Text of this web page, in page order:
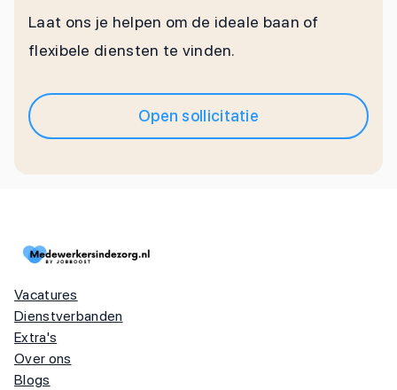
Laat ons je helpen om de ideale baan of
flexibele diensten te vinden.
Open sollicitatie
Vacatures
Dienstverbanden
Extra's
Over ons
Blogs